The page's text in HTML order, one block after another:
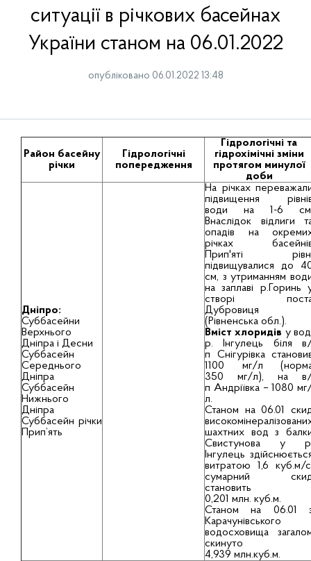
ситуації в річкових басейнах
України станом на 06.01.2022
опубліковано 06.01.2022 13:48
Район басейну
річки
Гідрологічні
попередження
Гідрологічні та
гідрохімічні зміни
протягом минулої
доби
Дніпро:
Суббасейни
Верхнього
Дніпра і Десни
Суббасейн
Середнього
Дніпра
Суббасейн
Нижнього
Дніпра
Суббасейн річки
Прип’ять
На річках
підвищення
води на 1-6
Внаслідок відлиги
опадів на
річках
Прип'яті
підвищувалися до
см, з утриманням
на заплаві р.Горинь
створі
Дубровиця
(Рівненська обл.).
Вміст хлоридів у
р. Інгулець біля
п Снігурівка
1100 мг/л
350 мг/л), на
п Андріївка – 1080
л.
Станом на 06.01
шахтних вод з
Свистунова у
Інгулець
витратою 1,6 куб.м/
сумарний
становить
0,201 млн. куб.м.
Станом на 06.01
Карачунівського
водосховища
скинуто
4,939 млн.куб.м.